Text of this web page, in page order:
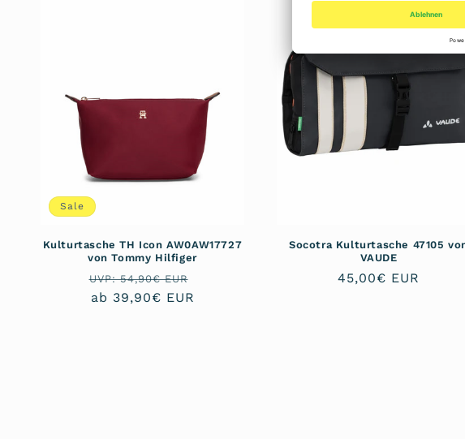
Sale
Kulturtasche TH Icon AW0AW17727
von Tommy Hilfiger
Normaler
Preis
UVP: 54,90€ EUR
ab 39,90€ EUR
Socotra Kulturtasche 47105
VAUDE
Normaler
45,00€ EUR